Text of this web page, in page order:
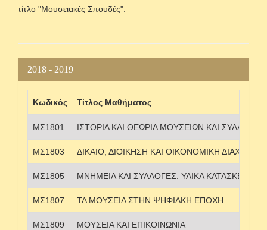
τίτλο "Μουσειακές Σπουδές".
2018 - 2019
Κωδικός Τίτλος Μαθήματος
ΜΣ1801 ΙΣΤΟΡΙΑ ΚΑΙ ΘΕΩΡΙΑ ΜΟΥΣΕΙΩΝ ΚΑΙ ΣΥΛΛΟΓΩΝ
ΜΣ1803 ΔΙΚΑΙΟ, ΔΙΟΙΚΗΣΗ ΚΑΙ ΟΙΚΟΝΟΜΙΚΗ
ΜΣ1805 ΜΝΗΜΕΙΑ ΚΑΙ ΣΥΛΛΟΓΕΣ: ΥΛΙΚΑ ΚΑΤΑΣΚΕΥΗΣ,
ΜΣ1807 ΤΑ ΜΟΥΣΕΙΑ ΣΤΗΝ ΨΗΦΙΑΚΗ ΕΠΟΧΗ
ΜΣ1809 ΜΟΥΣΕΙΑ ΚΑΙ ΕΠΙΚΟΙΝΩΝΙΑ